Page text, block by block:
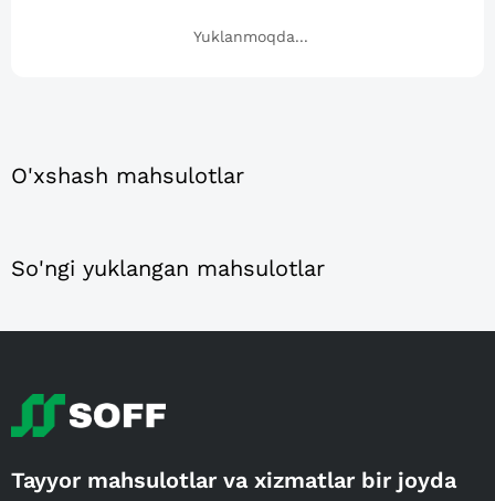
Yuklanmoqda...
O'xshash mahsulotlar
So'ngi yuklangan mahsulotlar
Tayyor mahsulotlar va xizmatlar bir joyda